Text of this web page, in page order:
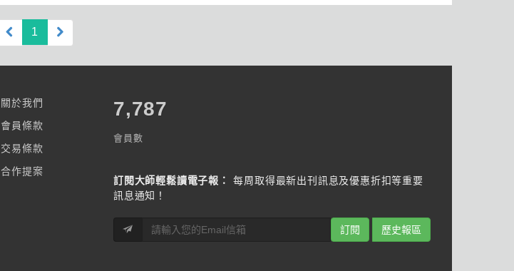
1 (current)
關於我們
會員條款
交易條款
合作提案
7,787
會員數
訂閱大師輕鬆讀電子報：
每周取得最新出刊訊息及優惠折扣等重要
訊息通知！
訂閱 歷史報區